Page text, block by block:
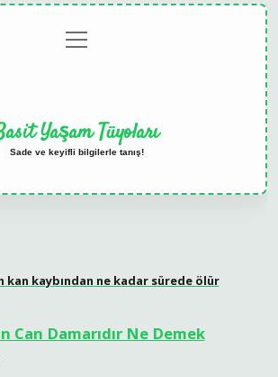
menüyü
aç
Yaşam Tüyoları
Sade ve keyifli bilgilerle tanış!
kan kaybından ne kadar sürede ölür
Can Damarıdır Ne Demek